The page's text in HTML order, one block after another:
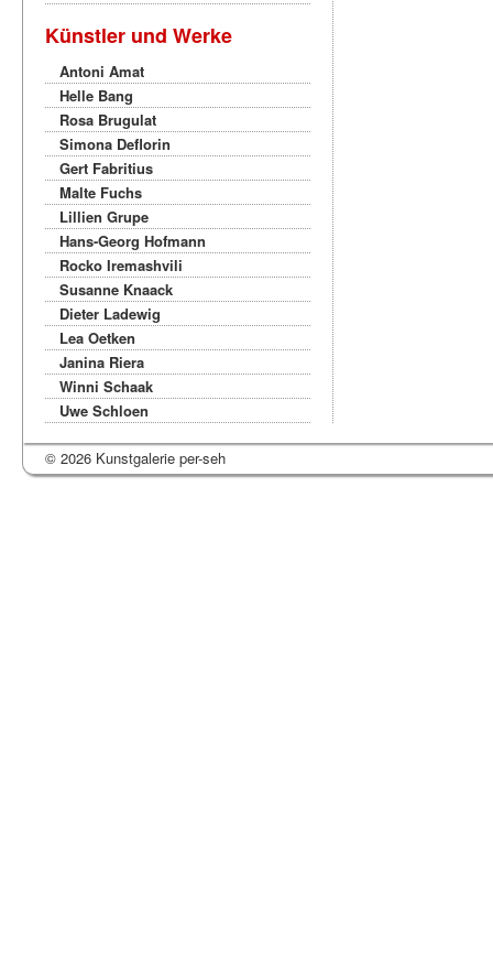
Künstler und Werke
Antoni Amat
Helle Bang
Rosa Brugulat
Simona Deflorin
Gert Fabritius
Malte Fuchs
Lillien Grupe
Hans-Georg Hofmann
Rocko Iremashvili
Susanne Knaack
Dieter Ladewig
Lea Oetken
Janina Riera
Winni Schaak
Uwe Schloen
© 2026 Kunstgalerie per-seh